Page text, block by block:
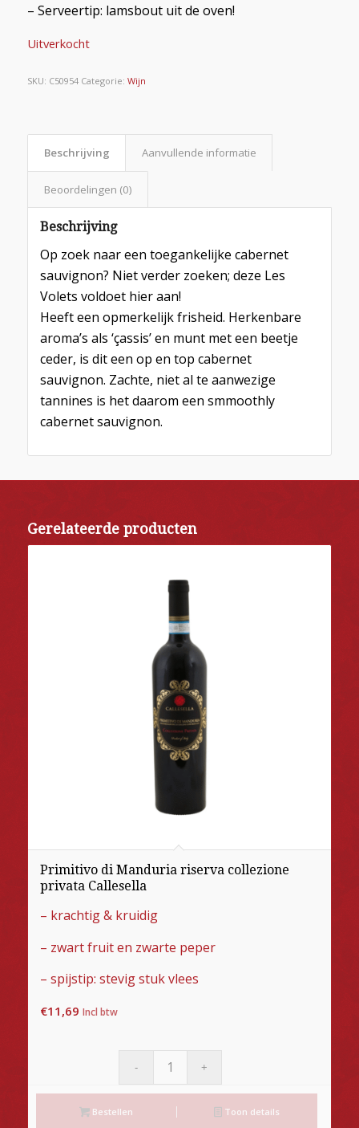
– Serveertip: lamsbout uit de oven!
Uitverkocht
SKU: C50954 Categorie: Wijn
Beschrijving Aanvullende informatie
Beoordelingen (0)
Beschrijving
Op zoek naar een toegankelijke cabernet
sauvignon? Niet verder zoeken; deze Les
Volets voldoet hier aan!
Heeft een opmerkelijk frisheid. Herkenbare
aroma’s als ‘çassis’ en munt met een beetje
ceder, is dit een op en top cabernet
sauvignon. Zachte, niet al te aanwezige
tannines is het daarom een smmoothly
cabernet sauvignon.
Gerelateerde producten
Primitivo di Manduria riserva collezione
privata Callesella
– krachtig & kruidig
– zwart fruit en zwarte peper
– spijstip: stevig stuk vlees
€11,69 Incl btw
Bestellen Toon details